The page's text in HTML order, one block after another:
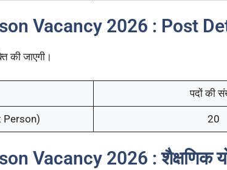
Vacancy 2026 : Post
की जाएगी।
पदों की
Person) 20
Vacancy 2026 : शैक्षणिक